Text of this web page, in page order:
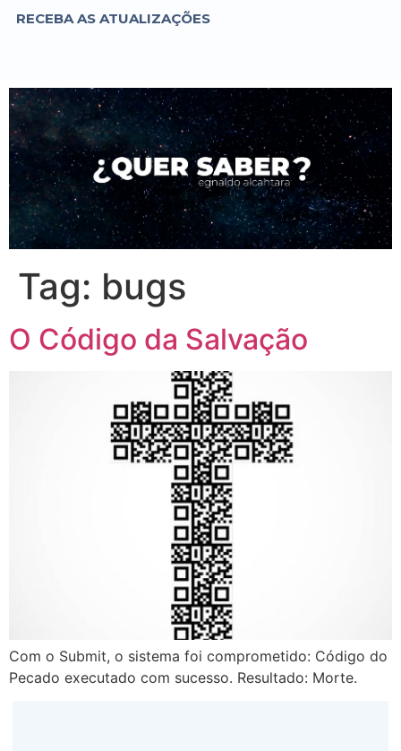
RECEBA AS ATUALIZAÇÕES
Tag: bugs
O Código da Salvação
Com o Submit, o sistema foi comprometido: Código do
Pecado executado com sucesso. Resultado: Morte.